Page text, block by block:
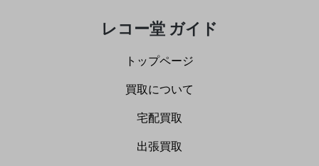
レコー堂 ガイド
トップページ
買取について
宅配買取
出張買取